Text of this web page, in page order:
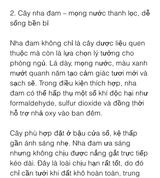
2. Cây nha đam – mọng nước thanh lọc, dễ
sống bền bỉ
Nha đam không chỉ là cây dược liệu quen
thuộc mà còn là lựa chọn lý tưởng cho
phòng ngủ. Lá dày, mọng nước, màu xanh
mướt quanh năm tạo cảm giác tươi mới và
sạch sẽ. Trong điều kiện thích hợp, nha
đam có thể hấp thụ một số khí độc hại như
formaldehyde, sulfur dioxide và đồng thời
hỗ trợ nhả oxy vào ban đêm.
Cây phù hợp đặt ở bậu cửa sổ, kệ thấp
gần ánh sáng nhẹ. Nha đam ưa sáng
nhưng không chịu được nắng gắt trực tiếp
kéo dài. Đây là loài chịu hạn rất tốt, do đó
chỉ cần tưới khi đất khô hoàn toàn, trung